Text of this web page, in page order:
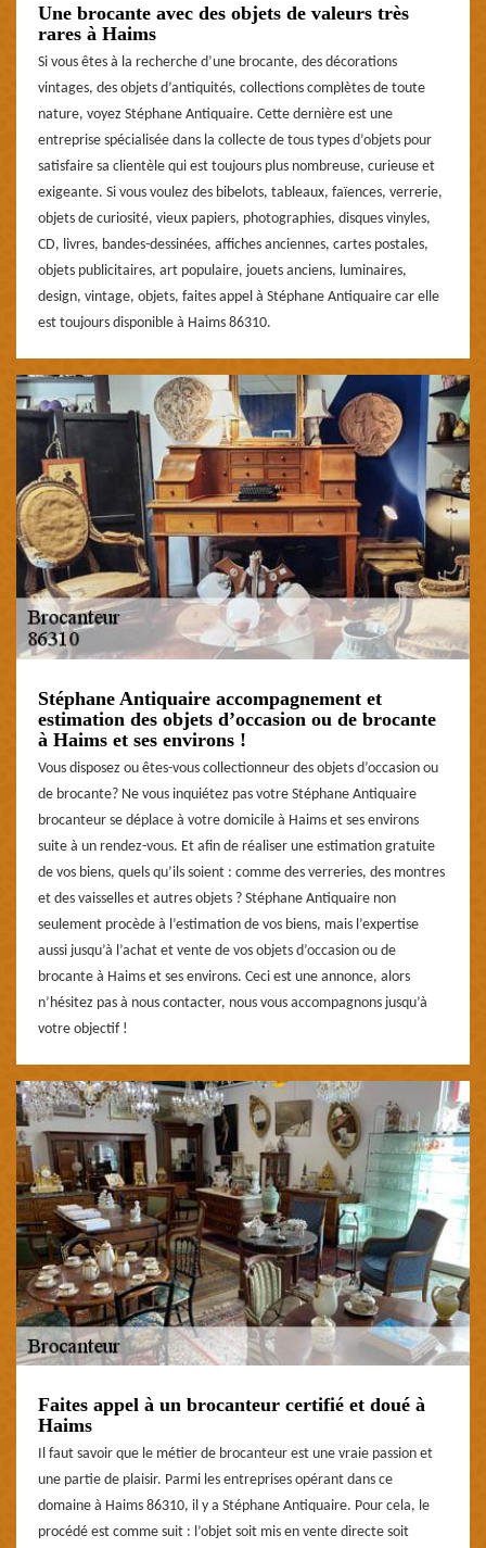
Une brocante avec des objets de valeurs très
rares à Haims
Si vous êtes à la recherche d’une brocante, des décorations
vintages, des objets d’antiquités, collections complètes de toute
nature, voyez Stéphane Antiquaire. Cette dernière est une
entreprise spécialisée dans la collecte de tous types d’objets pour
satisfaire sa clientèle qui est toujours plus nombreuse, curieuse et
exigeante. Si vous voulez des bibelots, tableaux, faïences, verrerie,
objets de curiosité, vieux papiers, photographies, disques vinyles,
CD, livres, bandes-dessinées, affiches anciennes, cartes postales,
objets publicitaires, art populaire, jouets anciens, luminaires,
design, vintage, objets, faites appel à Stéphane Antiquaire car elle
est toujours disponible à Haims 86310.
Stéphane Antiquaire accompagnement et
estimation des objets d’occasion ou de brocante
à Haims et ses environs !
Vous disposez ou êtes-vous collectionneur des objets d’occasion ou
de brocante? Ne vous inquiétez pas votre Stéphane Antiquaire
brocanteur se déplace à votre domicile à Haims et ses environs
suite à un rendez-vous. Et afin de réaliser une estimation gratuite
de vos biens, quels qu’ils soient : comme des verreries, des montres
et des vaisselles et autres objets ? Stéphane Antiquaire non
seulement procède à l’estimation de vos biens, mais l’expertise
aussi jusqu’à l’achat et vente de vos objets d’occasion ou de
brocante à Haims et ses environs. Ceci est une annonce, alors
n’hésitez pas à nous contacter, nous vous accompagnons jusqu’à
votre objectif !
Faites appel à un brocanteur certifié et doué à
Haims
Il faut savoir que le métier de brocanteur est une vraie passion et
une partie de plaisir. Parmi les entreprises opérant dans ce
domaine à Haims 86310, il y a Stéphane Antiquaire. Pour cela, le
procédé est comme suit : l’objet soit mis en vente directe soit